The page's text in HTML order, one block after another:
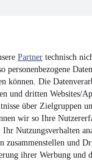
Partner technisch
personenbezogene
können. Die
und dritten Websites/
über Zielgruppen
wir so Ihre
Ihr Nutzungsverhalten
zusammenstellen und
ihrer Werbung und